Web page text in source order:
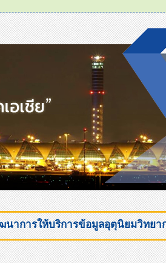
การให้บริการข้อมูลอุตุนิยมวิทยา